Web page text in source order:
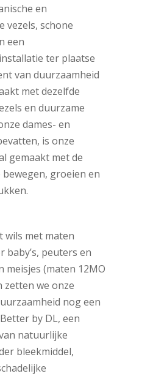
en
vezels, schone
een
ter plaatse
van duurzaamheid
met dezelfde
en duurzame
dames- en
is onze
gemaakt met de
groeien en
wils met maten
baby’s, peuters en
meisjes (maten 12MO
zetten we onze
nog een
by DL, een
natuurlijke
bleekmiddel,